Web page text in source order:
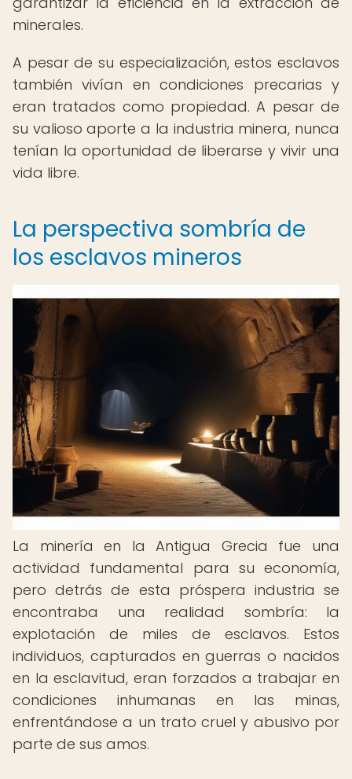
minerales.
A pesar de su especialización, estos esclavos
también vivían en condiciones precarias y
eran tratados como propiedad. A pesar de
su valioso aporte a la industria minera, nunca
tenían la oportunidad de liberarse y vivir una
vida libre.
La perspectiva sombría de
los esclavos mineros
La minería en la Antigua Grecia fue una
actividad fundamental para su economía,
pero detrás de esta próspera industria se
encontraba una realidad sombría: la
explotación de miles de esclavos. Estos
individuos, capturados en guerras o nacidos
en la esclavitud, eran forzados a trabajar en
condiciones inhumanas en las minas,
enfrentándose a un trato cruel y abusivo por
parte de sus amos.